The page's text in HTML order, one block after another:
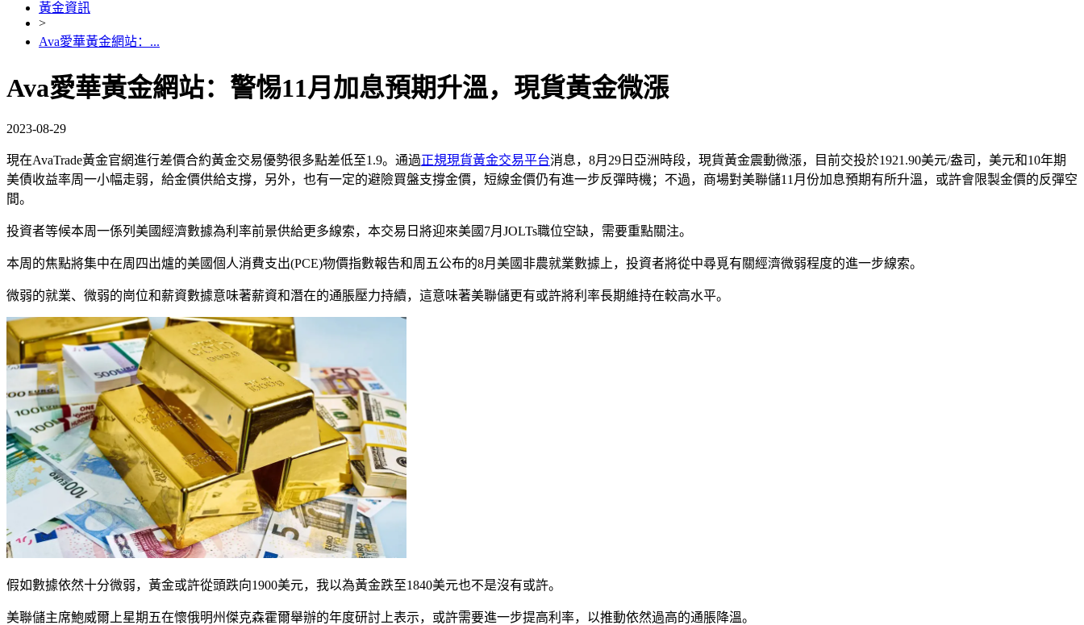
黃金資訊
>
Ava愛華黃金網站：...
Ava愛華黃金網站：警惕11月加息預期升溫，現貨黃金微漲
2023-08-29
現在AvaTrade黃金官網進行差價合約黃金交易優勢很多點差低至1.9。通過正規現貨黃金交易平台消息，8月29日亞洲時段，現貨黃金震動微漲，目前交投於1921.90美元/盎司，美元和10年期
美債收益率周一小幅走弱，給金價供給支撐，另外，也有一定的避險買盤支撐金價，短線金價仍有進一步反彈時機；不過，商場對美聯儲11月份加息預期有所升溫，或許會限製金價的反彈空
間。
投資者等候本周一係列美國經濟數據為利率前景供給更多線索，本交易日將迎來美國7月JOLTs職位空缺，需要重點關注。
本周的焦點將集中在周四出爐的美國個人消費支出(PCE)物價指數報告和周五公布的8月美國非農就業數據上，投資者將從中尋覓有關經濟微弱程度的進一步線索。
微弱的就業、微弱的崗位和薪資數據意味著薪資和潛在的通脹壓力持續，這意味著美聯儲更有或許將利率長期維持在較高水平。
假如數據依然十分微弱，黃金或許從頭跌向1900美元，我以為黃金跌至1840美元也不是沒有或許。
美聯儲主席鮑威爾上星期五在懷俄明州傑克森霍爾舉辦的年度研討上表示，或許需要進一步提高利率，以推動依然過高的通脹降溫。